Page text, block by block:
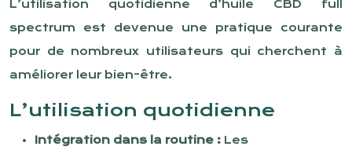
L’utilisation quotidienne d’huile CBD full
spectrum est devenue une pratique courante
pour de nombreux utilisateurs qui cherchent à
améliorer leur bien-être.
L’utilisation quotidienne
Intégration dans la routine : Les